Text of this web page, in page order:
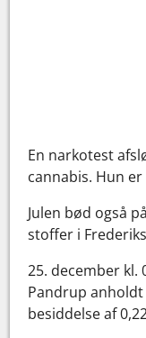
En narkotest
cannabis. Hun
Julen bød også
stoffer i
25. december kl.
Pandrup anholdt
besiddelse af